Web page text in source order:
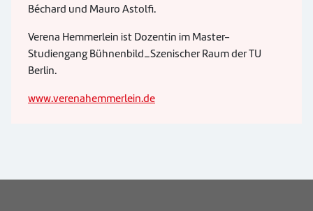
Béchard und Mauro Astolfi.
Verena Hemmerlein ist Dozentin im Master-
Studiengang Bühnenbild_Szenischer Raum der TU
Berlin.
www.verenahemmerlein.de